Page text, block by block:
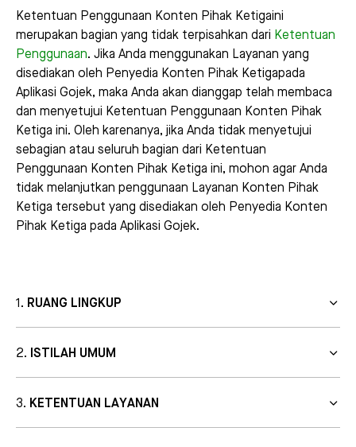
Ketentuan Penggunaan Konten Pihak Ketigaini
merupakan bagian yang tidak terpisahkan dari Ketentuan
Penggunaan. Jika Anda menggunakan Layanan yang
disediakan oleh Penyedia Konten Pihak Ketigapada
Aplikasi Gojek, maka Anda akan dianggap telah membaca
dan menyetujui Ketentuan Penggunaan Konten Pihak
Ketiga ini. Oleh karenanya, jika Anda tidak menyetujui
sebagian atau seluruh bagian dari Ketentuan
Penggunaan Konten Pihak Ketiga ini, mohon agar Anda
tidak melanjutkan penggunaan Layanan Konten Pihak
Ketiga tersebut yang disediakan oleh Penyedia Konten
Pihak Ketiga pada Aplikasi Gojek.
RUANG LINGKUP
ISTILAH UMUM
KETENTUAN LAYANAN